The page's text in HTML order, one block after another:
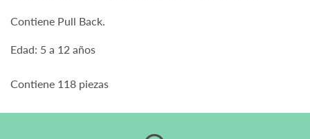
Contiene Pull Back.
Edad: 5 a 12 años
Contiene 118 piezas